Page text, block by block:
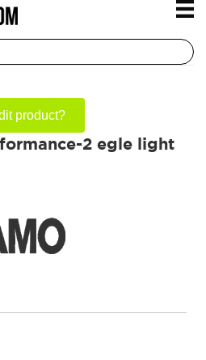
product?
2 egle light